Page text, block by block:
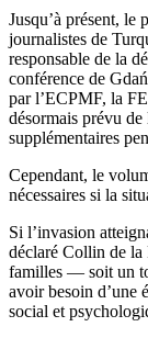
Jusqu’à présent, le
journalistes de
responsable de la
conférence de
par l’ECPMF, la
désormais prévu
supplémentaires
Cependant, le
nécessaires si la
Si l’invasion
déclaré Collin de la
familles — soit un
avoir besoin d’une
social et